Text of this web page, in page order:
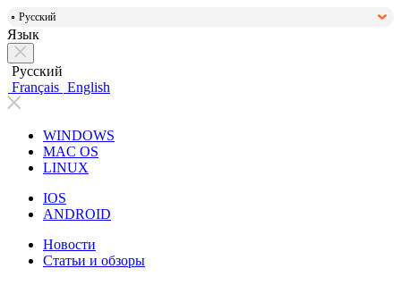
Русский
Язык
Русский
Français English
WINDOWS
MAC OS
LINUX
IOS
ANDROID
Новости
Статьи и обзоры